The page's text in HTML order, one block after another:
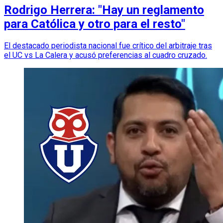
Rodrigo Herrera: "Hay un reglamento
para Católica y otro para el resto"
El destacado periodista nacional fue crítico del arbitraje tras
el UC vs La Calera y acusó preferencias al cuadro cruzado.